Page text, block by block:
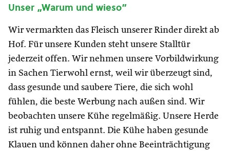
Unser „Warum und wieso“
Wir vermarkten das Fleisch unserer Rinder direkt ab
Hof. Für unsere Kunden steht unsere Stalltür
jederzeit offen. Wir nehmen unsere Vorbildwirkung
in Sachen Tierwohl ernst, weil wir überzeugt sind,
dass gesunde und saubere Tiere, die sich wohl
fühlen, die beste Werbung nach außen sind. Wir
beobachten unsere Kühe regelmäßig. Unsere Herde
ist ruhig und entspannt. Die Kühe haben gesunde
Klauen und können daher ohne Beeinträchtigung